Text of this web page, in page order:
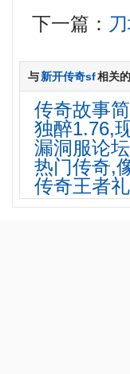
下一篇：
与新开传奇sf相关
传奇故事
独醉1.76,
漏洞服论
热门传奇,
传奇王者